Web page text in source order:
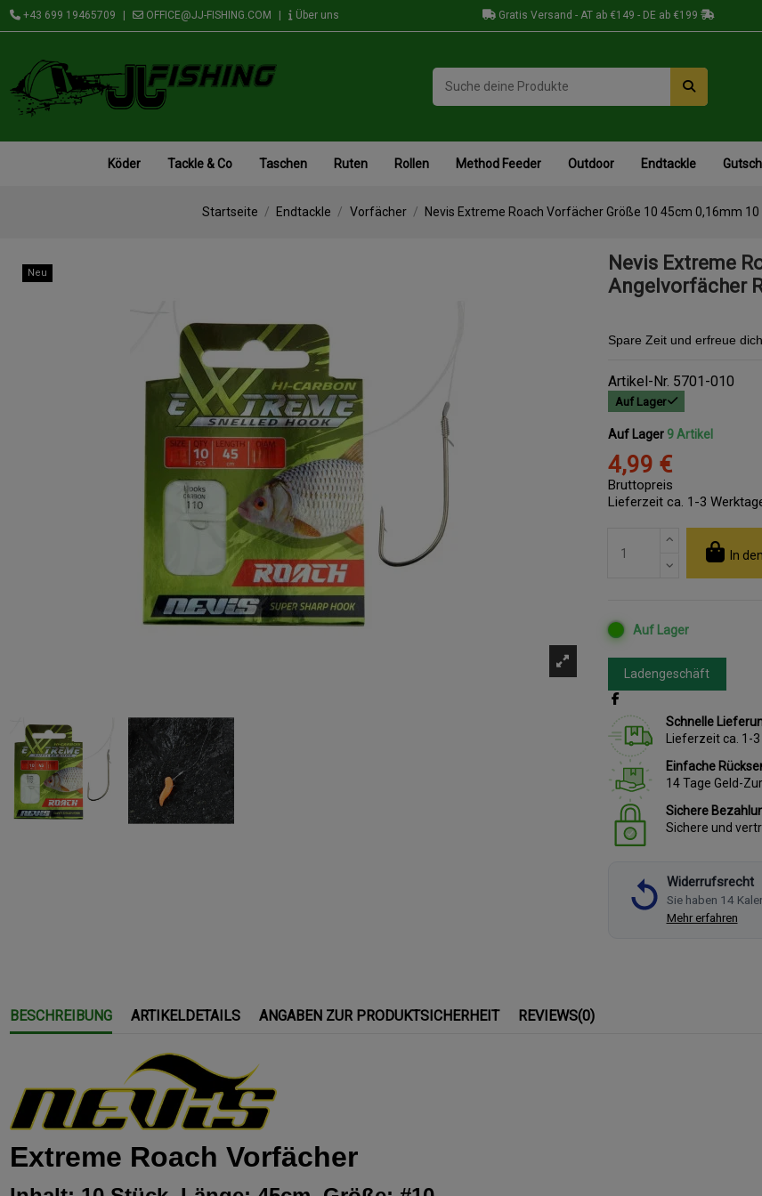
+43 699 19465709 OFFICE@JJ-FISHING.COM Über uns Gratis Versand - AT ab €149 - DE ab €199
Köder Tackle & Co Taschen Ruten Rollen Method Feeder Outdoor Endtackle
Startseite Endtackle Vorfächer Nevis Extreme Roach Vorfächer Größe 10 45cm 0,16mm
Neu
Nevis Extreme
Angelvorfächer
Spare Zeit und erfreue
Artikel-Nr. 5701-010
Auf Lager
Auf Lager 9 Artikel
4,99 €
Bruttopreis
Lieferzeit ca. 1-3
In
Auf Lager
Ladengeschäft
Schnelle
Lieferzeit ca. 1-
Einfache
14 Tage Geld-
Sichere
Sichere und
Widerrufsrecht
Sie haben 14
Mehr erfahren
BESCHREIBUNG ARTIKELDETAILS ANGABEN ZUR PRODUKTSICHERHEIT REVIEWS(0)
Extreme Roach Vorfächer